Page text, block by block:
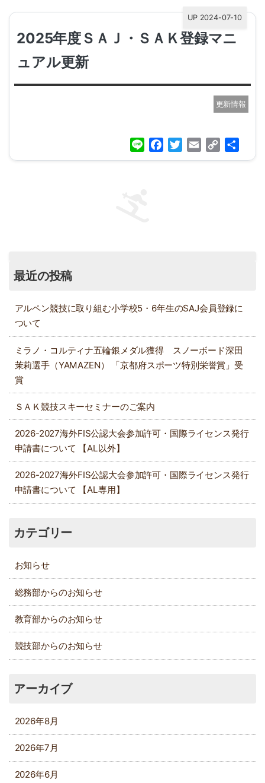
2025年度ＳＡＪ・ＳＡＫ登録マニ
ュアル更新
UP 2024-07-10
更新情報
Line FacebookTwitterEmail Copy
Link有
最近の投稿
アルペン競技に取り組む小学校5・6年生のSAJ会員登録に
ついて
ミラノ・コルティナ五輪銀メダル獲得 スノーボード深田
茉莉選手（YAMAZEN） 「京都府スポーツ特別栄誉賞」受
賞
ＳＡＫ競技スキーセミナーのご案内
2026-2027海外FIS公認大会参加許可・国際ライセンス発行
申請書について 【AL以外】
2026-2027海外FIS公認大会参加許可・国際ライセンス発行
申請書について 【AL専用】
カテゴリー
お知らせ
総務部からのお知らせ
教育部からのお知らせ
競技部からのお知らせ
アーカイブ
2026年8月
2026年7月
2026年6月